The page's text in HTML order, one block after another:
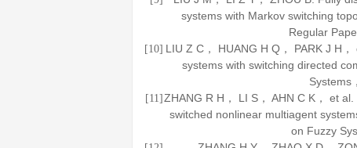
systems with Markov switching
Regular
[10] LIU Z C， HUANG H Q， PARK J H
systems with switching directed
Systems
[11] ZHANG R H， LI S， AHN C K， et
switched nonlinear multiagent
on Fuzzy